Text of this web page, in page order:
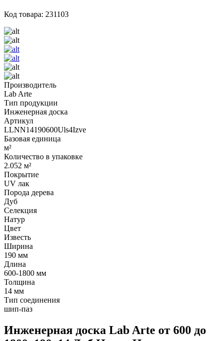
Код товара: 231103
Производитель
Lab Arte
Тип продукции
Инженерная доска
Артикул
LLNN14190600Uls4Izve
Базовая единица
м²
Количество в упаковке
2.052 м²
Покрытие
UV лак
Порода дерева
Дуб
Селекция
Натур
Цвет
Известь
Ширина
190 мм
Длина
600-1800 мм
Толщина
14 мм
Тип соединения
шип-паз
Инженерная доска Lab Arte от 600 до